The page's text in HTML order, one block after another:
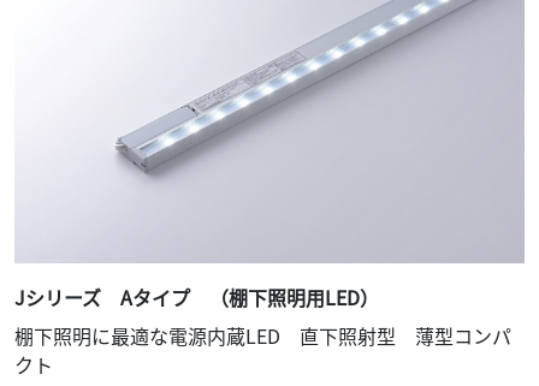
Jシリーズ Aタイプ （棚下照明用LED）
棚下照明に最適な電源内蔵LED 直下照射型 薄型コンパ
クト